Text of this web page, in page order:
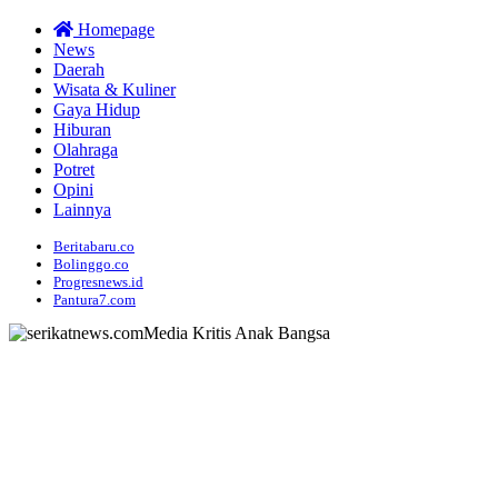
Homepage
News
Daerah
Wisata & Kuliner
Gaya Hidup
Hiburan
Olahraga
Potret
Opini
Lainnya
Beritabaru.co
Bolinggo.co
Progresnews.id
Pantura7.com